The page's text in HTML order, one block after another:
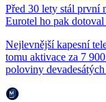
Před 30 lety stál první
Eurotel ho pak
Nejlevnější kapesní
tomu aktivace za 7
poloviny